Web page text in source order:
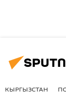
КЫРГЫЗСТАН